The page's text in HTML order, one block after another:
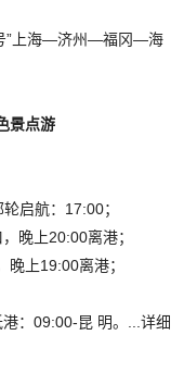
”上海—济州—福冈—海
景点游
启航：17:00；
晚上20:00离港；
上19:00离港；
：09:00-昆 明。...详细